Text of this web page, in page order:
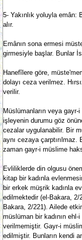
5- Yakınlık yoluyla emân:
alır.
Emânın sona ermesi
girmesiyle başlar. Bunlar
Hanefîlere göre,
dolayı ceza verilmez.
verilir.
Müslümanların veya
işleyenin durumu göz
cezalar uygulanabilir. Bir
aynı cezaya çarptırılmaz.
zaman gayr-i müslime
Evliliklerde din olgusu
kitap bir kadınla
bir erkek müşrik kadınla
edilmektedir (el-Bakara, 2/
Bakara, 2/221). Ailede
müslüman bir kadının
verilmemiştir. Gayr-i
edilmiştir. Bunların kendi